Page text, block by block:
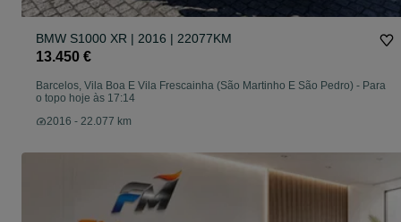
BMW S1000 XR | 2016 | 22077KM
13.450 €
Barcelos, Vila Boa E Vila Frescainha (São Martinho E São Pedro) - Para
o topo hoje às 17:14
2016 - 22.077 km